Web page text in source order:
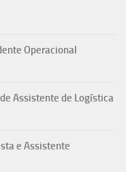
Operacional
Assistente de Logística
e Assistente